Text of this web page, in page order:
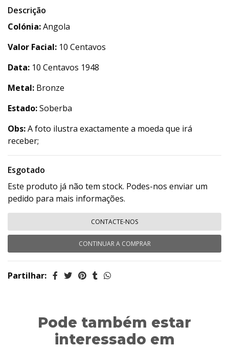
Descrição
Colónia:Angola
Valor Facial: 10 Centavos
Data: 10 Centavos 1948
Metal: Bronze
Estado:Soberba
Obs:A foto ilustra exactamente a moeda que irá
receber;
Esgotado
Este produto já não tem stock. Podes-nos enviar um
pedido para mais informações.
CONTACTE-NOS
CONTINUAR A COMPRAR
Partilhar:
Pode também estar
interessado em